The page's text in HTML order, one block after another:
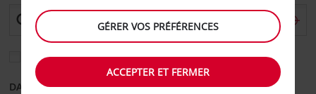
Sélectionnez une autre agence de retour
DATE DE DÉBUT DATE DE FIN
GÉRER VOS PRÉFÉRENCES
ACCEPTER ET FERMER